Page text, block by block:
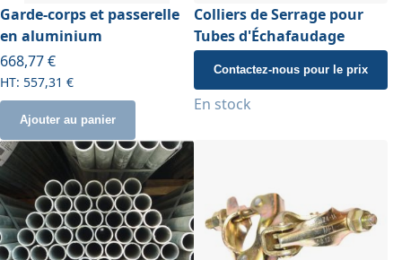
Garde-corps et passerelle
en aluminium
À partir de
668,77 €
557,31 €
Ajouter au panier
Colliers de Serrage pour
Tubes d'Échafaudage
Contactez-nous pour le prix
En stock